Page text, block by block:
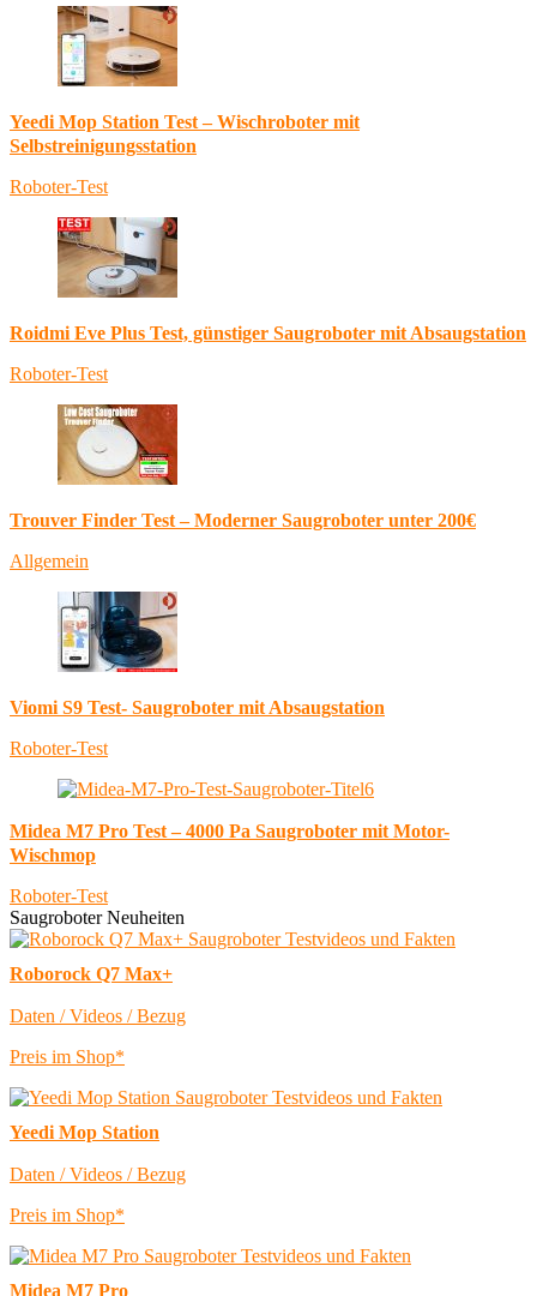
Yeedi Mop Station Test – Wischroboter mit
Selbstreinigungsstation
Roboter-Test
Roidmi Eve Plus Test, günstiger Saugroboter mit Absaugstation
Roboter-Test
Trouver Finder Test – Moderner Saugroboter unter 200€
Allgemein
Viomi S9 Test- Saugroboter mit Absaugstation
Roboter-Test
Midea M7 Pro Test – 4000 Pa Saugroboter mit Motor-
Wischmop
Roboter-Test
Saugroboter Neuheiten
Roborock Q7 Max+
Daten / Videos / Bezug
Preis im Shop*
Yeedi Mop Station
Daten / Videos / Bezug
Preis im Shop*
Midea M7 Pro